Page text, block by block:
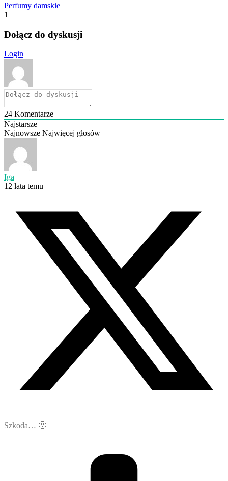
Perfumy damskie
1
Dołącz do dyskusji
Login
24 Komentarze
Najstarsze
Najnowsze Najwięcej głosów
Iga
12 lata temu
Szkoda… 🙁